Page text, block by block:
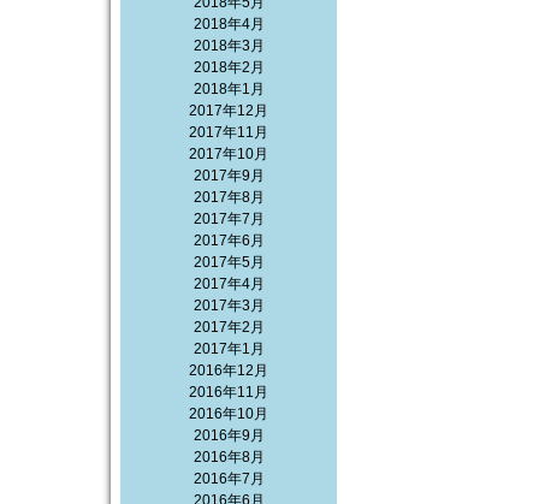
2018年4月
2018年3月
2018年2月
2018年1月
2017年12月
2017年11月
2017年10月
2017年9月
2017年8月
2017年7月
2017年6月
2017年5月
2017年4月
2017年3月
2017年2月
2017年1月
2016年12月
2016年11月
2016年10月
2016年9月
2016年8月
2016年7月
2016年6月